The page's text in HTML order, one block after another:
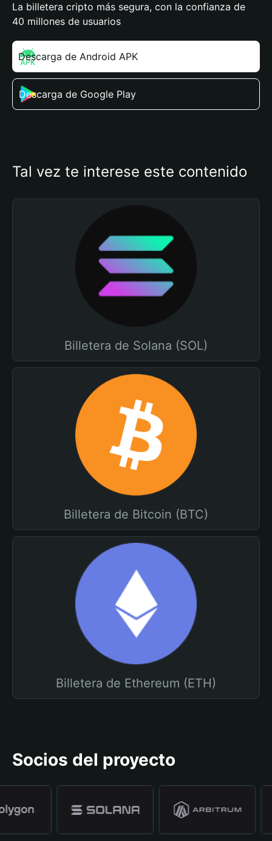
La billetera cripto más segura, con la confianza de
40 millones de usuarios
Descarga de Android APK
Descarga de Google Play
Tal vez te interese este contenido
Billetera de Solana (SOL)
Billetera de Bitcoin (BTC)
Billetera de Ethereum (ETH)
Socios del proyecto